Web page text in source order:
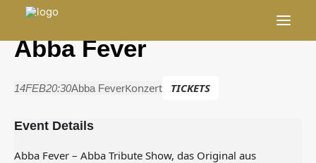
Events
Impressionen
Stellenangebote
Muttizettel
Abba Fever
14FEB20:30Abba FeverKonzert TICKETS
Event Details
Abba Fever – Abba Tribute Show, das Original aus